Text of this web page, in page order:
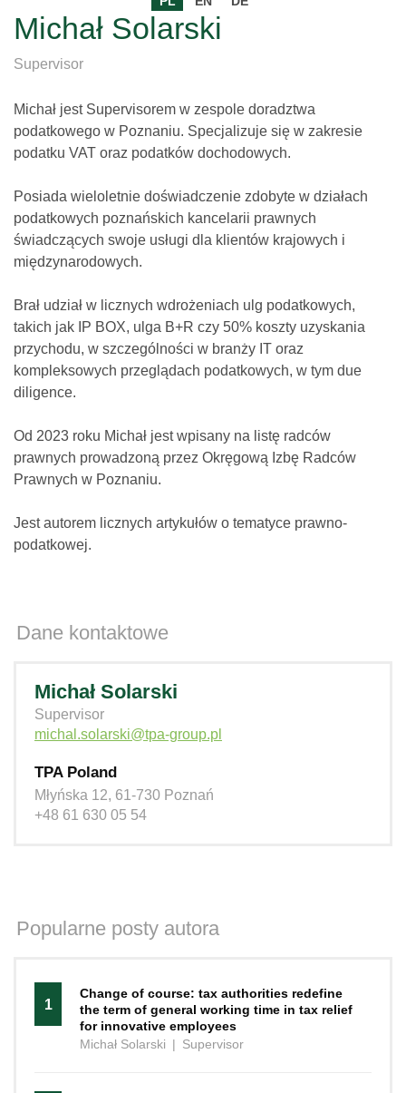
Michał Solarski
Supervisor
Michał jest Supervisorem w zespole doradztwa
podatkowego w Poznaniu. Specjalizuje się w zakresie
podatku VAT oraz podatków dochodowych.
Posiada wieloletnie doświadczenie zdobyte w działach
podatkowych poznańskich kancelarii prawnych
świadczących swoje usługi dla klientów krajowych i
międzynarodowych.
Brał udział w licznych wdrożeniach ulg podatkowych,
takich jak IP BOX, ulga B+R czy 50% koszty uzyskania
przychodu, w szczególności w branży IT oraz
kompleksowych przeglądach podatkowych, w tym due
diligence.
Od 2023 roku Michał jest wpisany na listę radców
prawnych prowadzoną przez Okręgową Izbę Radców
Prawnych w Poznaniu.
Jest autorem licznych artykułów o tematyce prawno-
podatkowej.
Dane kontaktowe
Michał Solarski
Supervisor
michal.solarski@tpa-group.pl
TPA Poland
Młyńska 12, 61-730 Poznań
+48 61 630 05 54
Popularne posty autora
1
Change of course: tax authorities redefine
the term of general working time in tax relief
for innovative employees
Michał Solarski | Supervisor